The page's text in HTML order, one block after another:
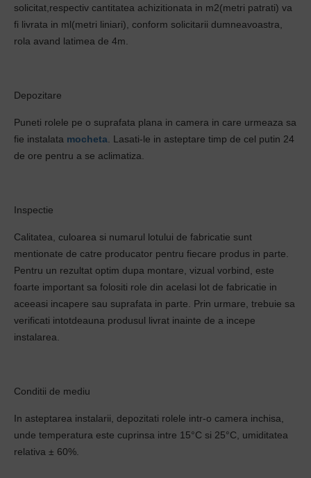
solicitat,respectiv cantitatea achizitionata in m2(metri patrati) va
fi livrata in ml(metri liniari), conform solicitarii dumneavoastra,
rola avand latimea de 4m.
Depozitare
Puneti rolele pe o suprafata plana in camera in care urmeaza sa
fie instalata mocheta . Lasati-le in asteptare timp de cel putin 24
de ore pentru a se aclimatiza.
Inspectie
Calitatea, culoarea si numarul lotului de fabricatie sunt
mentionate de catre producator pentru fiecare produs in parte.
Pentru un rezultat optim dupa montare, vizual vorbind, este
foarte important sa folositi role din acelasi lot de fabricatie in
aceeasi incapere sau suprafata in parte. Prin urmare, trebuie sa
verificati intotdeauna produsul livrat inainte de a incepe
instalarea.
Conditii de mediu
In asteptarea instalarii, depozitati rolele intr-o camera inchisa,
unde temperatura este cuprinsa intre 15°C si 25°C, umiditatea
relativa ± 60%.